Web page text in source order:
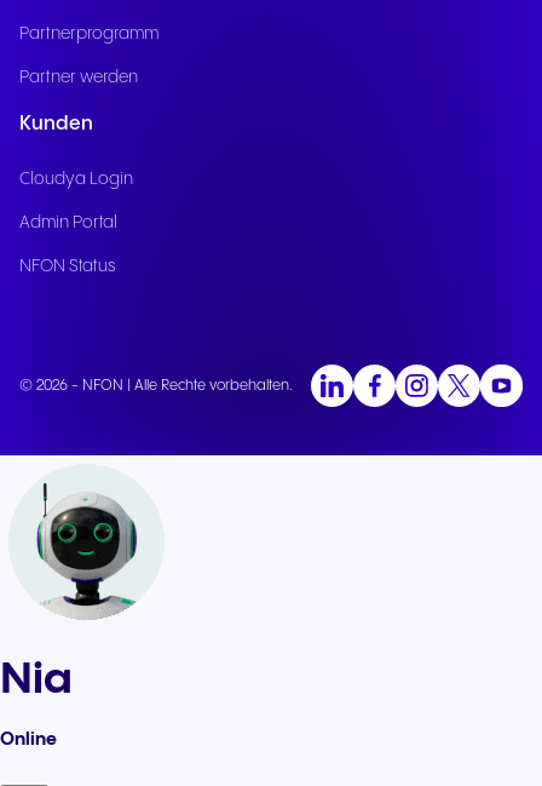
Partnerprogramm
Partner werden
Kunden
Cloudya Login
Admin Portal
NFON Status
© 2026 - NFON | Alle Rechte vorbehalten.